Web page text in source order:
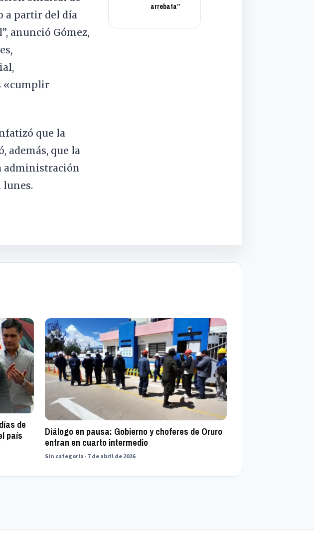
a partir del día
anunció Gómez,
«cumplir
que la
además, que la
administración
lunes.
arrebata”
de
país
Diálogo en pausa: Gobierno y choferes de Oruro
entran en cuarto intermedio
Sin categoría · 7 de abril de 2026